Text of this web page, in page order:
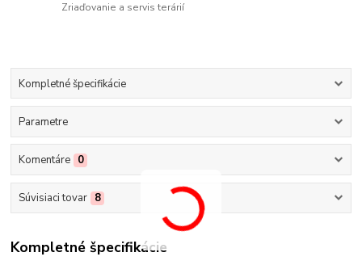
Zriaďovanie a servis terárií
Kompletné špecifikácie
Parametre
Komentáre 0
Súvisiaci tovar 8
Kompletné špecifikácie